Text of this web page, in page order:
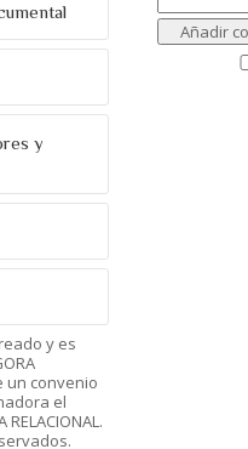
y
y es
un convenio
el
RELACIONAL.